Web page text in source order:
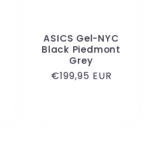
ASICS Gel-NYC
Black Piedmont
Grey
Normale
€199,95 EUR